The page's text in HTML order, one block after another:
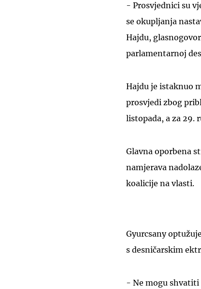
- Prosvjednici su
se okupljanja
Hajdu,
parlamentarnoj
Hajdu je istaknuo
prosvjedi zbog
listopada, a za 29.
Glavna oporbena
namjerava
koalicije na vlasti.
Gyurcsany
s desničarskim
- Ne mogu shvatiti